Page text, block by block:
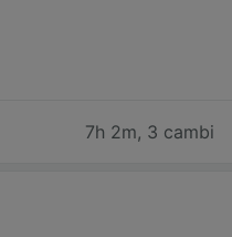
7h 2m, 3 cambi